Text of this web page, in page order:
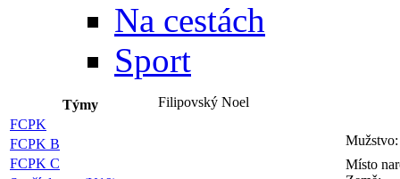
Na cestách
Sport
Týmy
FCPK
FCPK B
FCPK C
Filipovský Noel
Mužstvo:
Místo